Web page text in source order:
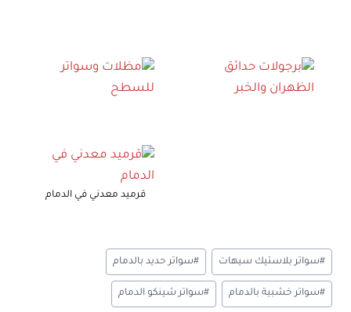
قرميد معدني في الدمام
وسوم
المقال:
#سواتر بلاستيك سيهات #سواتر حديد بالدمام
#سواتر خشبية بالدمام #سواتر شينكو الدمام